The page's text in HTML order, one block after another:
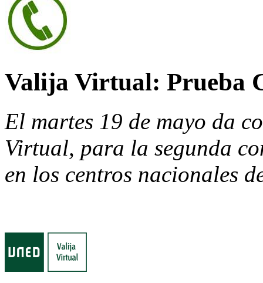
Valija Virtual: Prueba
El martes 19 de mayo da
Virtual, para la segunda
en los centros nacionales